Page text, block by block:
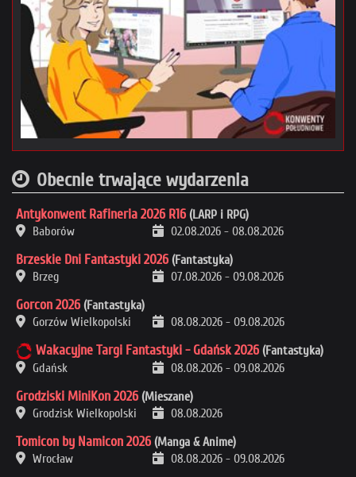
Obecnie trwające wydarzenia
Antykonwent Rafineria 2026 R16 (LARP i RPG)
Baborów
02.08.2026 - 08.08.2026
Brzeskie Dni Fantastyki 2026 (Fantastyka)
Brzeg
07.08.2026 - 09.08.2026
Gorcon 2026 (Fantastyka)
Gorzów Wielkopolski
08.08.2026 - 09.08.2026
Wakacyjne Targi Fantastyki - Gdańsk 2026 (Fantastyka)
Gdańsk
08.08.2026 - 09.08.2026
Grodziski MiniKon 2026 (Mieszane)
Grodzisk Wielkopolski
08.08.2026
Tomicon by Namicon 2026 (Manga & Anime)
Wrocław
08.08.2026 - 09.08.2026